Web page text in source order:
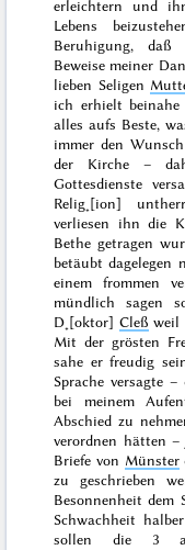
erleichtern und
Lebens
Beruhigung,
Beweise meiner
lieben Seligen
ich erhielt beinahe
alles aufs Beste,
immer den
der Kirche –
Gottesdienste
Relig˖[ion]
verliesen ihn die
Bethe getragen
betäubt dagelegen
einem frommen
mündlich sagen
D˖[oktor] Cleß weil
Mit der grösten
sahe er freudig
Sprache versagte
bei meinem
Abschied zu
verordnen hätten
Briefe von Münster
zu geschrieben
Besonnenheit dem
Schwachheit
sollen die 3